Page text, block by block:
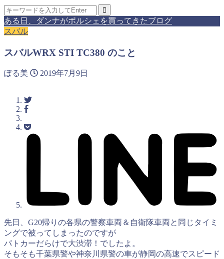
ある日、ダンナがポルシェを買ってきたブログ
スバル
スバルWRX STI TC380 のこと
ぽる美 2019年7月9日
先日、G20帰りの各県の警察車両＆自衛隊車両と同じタイミ
ングで被ってしまったのですが
パトカーだらけで大渋滞！でしたよ。
そもそも千葉県警や神奈川県警の車が静岡の高速でスピード